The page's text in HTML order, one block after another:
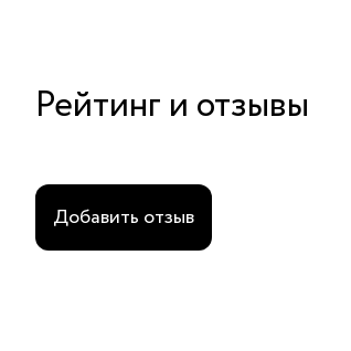
Рейтинг и отзывы
Добавить отзыв